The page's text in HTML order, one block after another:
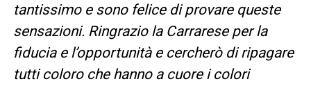
tantissimo e sono felice di provare queste
sensazioni. Ringrazio la Carrarese per la
fiducia e l’opportunità e cercherò di ripagare
tutti coloro che hanno a cuore i colori